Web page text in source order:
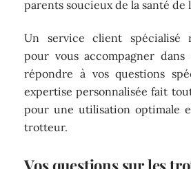
parents soucieux de la santé de
Un service client spécialisé
pour vous accompagner
répondre à vos questions
expertise personnalisée fait
pour une utilisation optimale
trotteur.